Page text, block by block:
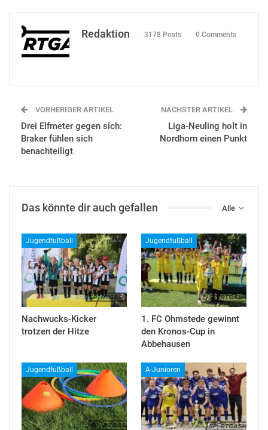
Redaktion 3178 Posts 0 Comments
VORHERIGER ARTIKEL
Drei Elfmeter gegen sich:
Braker fühlen sich
benachteiligt
NÄCHSTER ARTIKEL
Liga-Neuling holt in
Nordhorn einen Punkt
Alle
Das könnte dir auch gefallen
Jugendfußball
Nachwucks-Kicker
trotzen der Hitze
Jugendfußball
1. FC Ohmstede gewinnt
den Kronos-Cup in
Abbehausen
Jugendfußball A-Junioren